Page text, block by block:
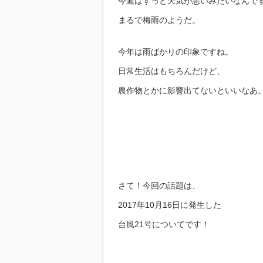
まるで梅雨のようだ。
今年は雨ばかりの印象ですね。
日常生活はもちろんだけど、
農作物とかに影響出てないといいなあ。
さて！今回の話題は、
2017年10月16日に発生した
台風21号についてです！